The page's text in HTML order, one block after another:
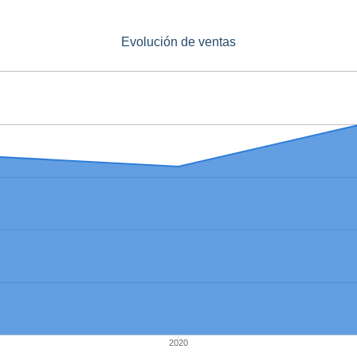
Evolución de ventas
2020